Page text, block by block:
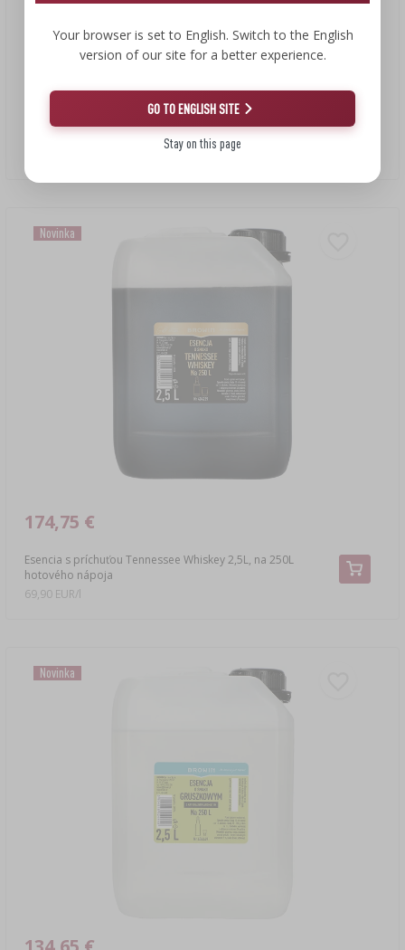
Esencia s kokosovou príchuťou, 2,5L, na 125L hotového
nápoja
Novinka
Esencia s príchuťou Tennessee Whiskey 2,5L, na 250L
hotového nápoja
174,75 €
69,90 EUR/l
Novinka
Your browser is set to English. Switch to the English
version of our site for a better experience.
GO TO ENGLISH SITE
Stay on this page